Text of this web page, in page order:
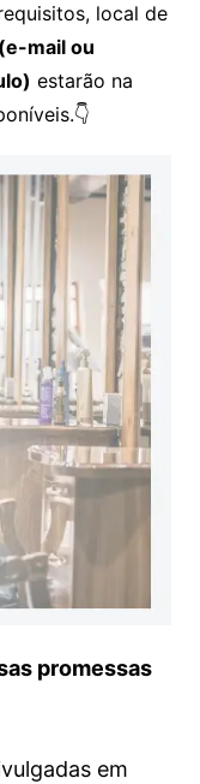
local de
(e-mail ou
estarão na
promessas
em